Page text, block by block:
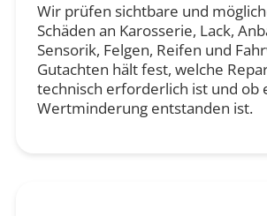
Wir prüfen sichtbare und
Schäden an Karosserie, Lack,
Sensorik, Felgen, Reifen und
Gutachten hält fest, welche
technisch erforderlich ist und ob
Wertminderung entstanden ist.